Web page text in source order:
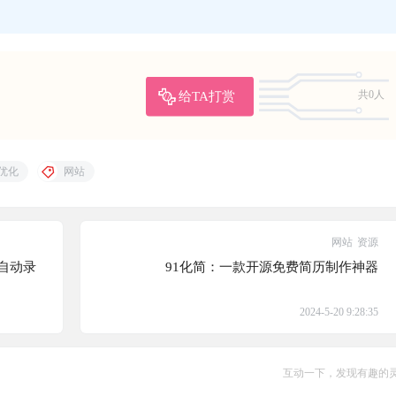
给TA打赏 共0人
化 网站
动录
网站 资源
91化简：一款开源免费简历制作神器
2024-5-20 9:28:35
互动一下，发现有趣的